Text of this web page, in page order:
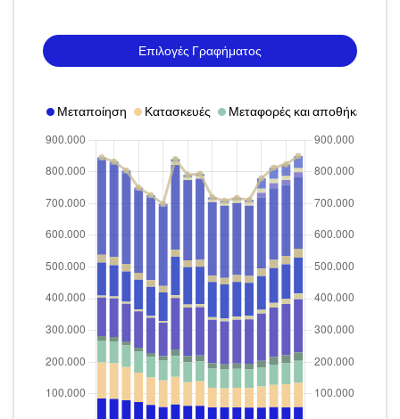
Επιλογές Γραφήματος
Μεταποίηση Κατασκευές Μεταφορές και αποθήκευση